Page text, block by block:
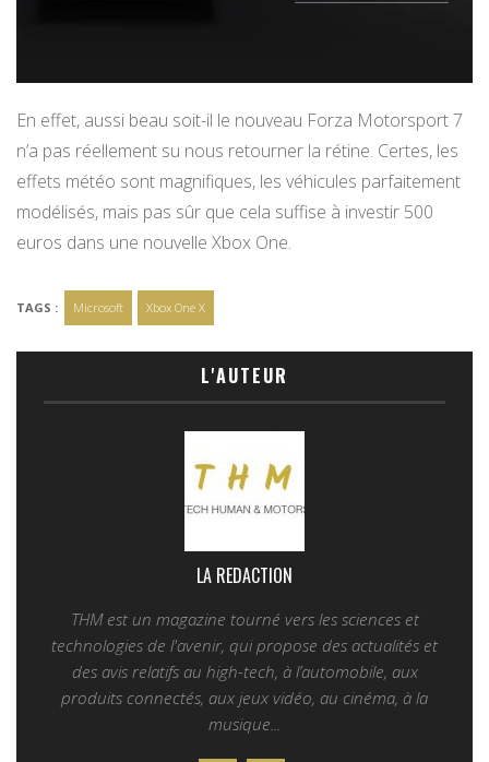
En effet, aussi beau soit-il le nouveau Forza Motorsport 7
n’a pas réellement su nous retourner la rétine. Certes, les
effets météo sont magnifiques, les véhicules parfaitement
modélisés, mais pas sûr que cela suffise à investir 500
euros dans une nouvelle Xbox One.
TAGS : Microsoft Xbox One X
L'AUTEUR
LA REDACTION
THM est un magazine tourné vers les sciences et
technologies de l'avenir, qui propose des actualités et
des avis relatifs au high-tech, à l’automobile, aux
produits connectés, aux jeux vidéo, au cinéma, à la
musique...